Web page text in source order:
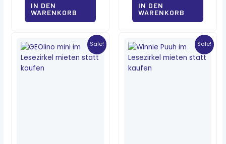
IN DEN
WARENKORB
IN DEN
WARENKORB
Sale!
Ursprünglicher
war:
5,20 €
Aktueller
Preis
ist:
1,10 €.
Sale!
Ursprünglicher
war:
5,99 €
Aktueller
Preis
ist:
0,70 €.